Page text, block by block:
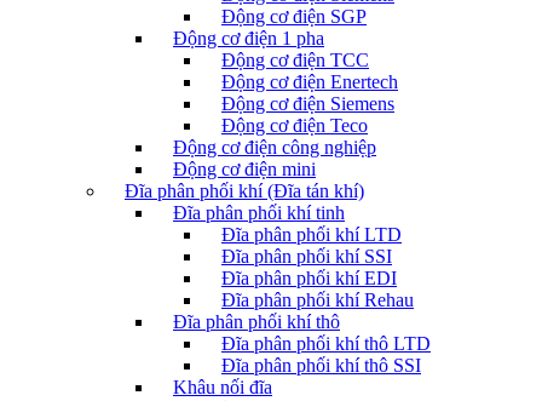
Động cơ điện SGP
Động cơ điện 1 pha
Động cơ điện TCC
Động cơ điện Enertech
Động cơ điện Siemens
Động cơ điện Teco
Động cơ điện công nghiệp
Động cơ điện mini
Đĩa phân phối khí (Đĩa tán khí)
Đĩa phân phối khí tinh
Đĩa phân phối khí LTD
Đĩa phân phối khí SSI
Đĩa phân phối khí EDI
Đĩa phân phối khí Rehau
Đĩa phân phối khí thô
Đĩa phân phối khí thô LTD
Đĩa phân phối khí thô SSI
Khâu nối đĩa